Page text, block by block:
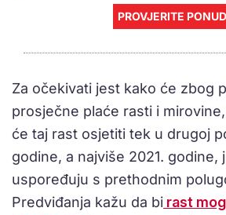
PROVJERITE
Za očekivati jest kako će zbog
prosječne plaće rasti i
će taj rast osjetiti tek u drugoj
godine, a najviše 2021. godine,
uspoređuju s prethodnim
Predviđanja kažu da bi rast